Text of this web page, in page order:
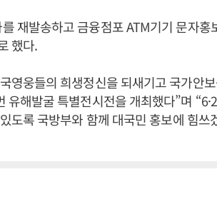
재발송하고 금융점포 ATM기기 문자홍
했다.
영웅들의 희생정신을 되새기고 국가안
유해발굴 특별전시전을 개최했다”며
도록 국방부와 함께 대국민 홍보에 힘쓰